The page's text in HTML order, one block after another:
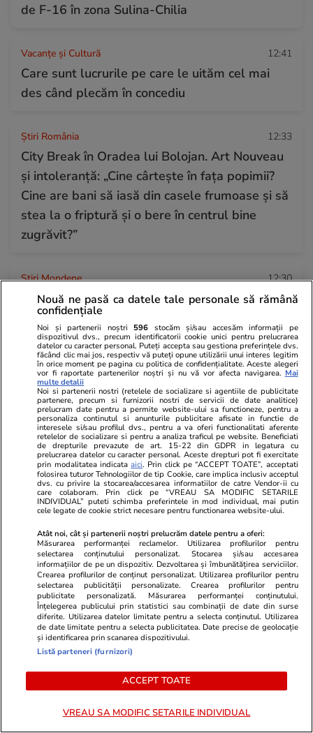
de F-16 în zona Sulina-Chilia
Vacanțe și Cultură 12:41
Care sunt lucrurile pe care le uităm cel mai
des când plecăm în concediu
Știri România 12:33
City Break în Oradea lui Bolojan. Art Nouveau
și intoleranță: „Cine cârtește în fața popimii?
Cine are bani să iasă din casele frumoase și să
stea la o friptură și o bere în centrul bine
zugrăvit?”
Stiri Mondene 12:30
Bianca Drăgușanu, vacanță de lux în Mykonos
alături de fiica ei. Cât costă o singură noapte la
hotelul exclusivist ales de vedetă
Citește mai multe
TRENDING
Politică 25 iul.
Mutarea prin care AUR, S.O.S. și POT au făcut
front comun în opoziție împotriva legii care
permite Armatei să doboare dronele
neautorizate. CCR a tranșat definitiv disputa
Horoscop 24 iul.
Horoscop Urania | Previziuni astrologice pentru
perioada 25 – 31 iulie 2026. Luna Plină în
Vărsător
Loto 6/49 din 26 iulie 2026. Report de peste
Nouă ne pasă ca datele tale personale să rămână
confidențiale
Noi și partenerii noștri 596 stocăm și/sau accesăm informații pe
dispozitivul dvs., precum identificatorii cookie unici pentru prelucrarea
datelor cu caracter personal. Puteți accepta sau gestiona preferințele dvs.
făcând clic mai jos, respectiv vă puteți opune utilizării unui interes legitim
în orice moment pe pagina cu politica de confidențialitate. Aceste alegeri
vor fi raportate partenerilor noștri și nu vă vor afecta navigarea. Mai
multe detalii
Noi si partenerii nostri (retelele de socializare si agentiile de publicitate
partenere, precum si furnizorii nostri de servicii de date analitice)
prelucram date pentru a permite website-ului sa functioneze, pentru a
personaliza continutul si anunturile publicitare afisate in functie de
interesele si/sau profilul dvs., pentru a va oferi functionalitati aferente
retelelor de socializare si pentru a analiza traficul pe website. Beneficiati
de drepturile prevazute de art. 15-22 din GDPR in legatura cu
prelucrarea datelor cu caracter personal. Aceste drepturi pot fi exercitate
prin modalitatea indicataaici. Prin click pe “ACCEPT TOATE”, acceptati
folosirea tuturor Tehnologiilor de tip Cookie, care implica inclusiv acceptul
dvs. cu privire la stocarea/accesarea informatiilor de catre Vendor-ii cu
care colaboram. Prin click pe “VREAU SA MODIFIC SETARILE
INDIVIDUAL” puteti schimba preferintele in mod individual, mai putin
cele legate de cookie strict necesare pentru functionarea website-ului.
Atât noi, cât și partenerii noștri prelucrăm datele pentru a oferi:
Măsurarea performanței reclamelor. Utilizarea profilurilor pentru
selectarea conținutului personalizat. Stocarea și/sau accesarea
informațiilor de pe un dispozitiv. Dezvoltarea și îmbunătățirea serviciilor.
Crearea profilurilor de conținut personalizat. Utilizarea profilurilor pentru
selectarea publicității personalizate. Crearea profilurilor pentru
publicitate personalizată. Măsurarea performanței conținutului.
Înțelegerea publicului prin statistici sau combinații de date din surse
diferite. Utilizarea datelor limitate pentru a selecta conținutul. Utilizarea
de date limitate pentru a selecta publicitatea. Date precise de geolocație
și identificarea prin scanarea dispozitivului.
Listă parteneri (furnizori)
ACCEPT TOATE
VREAU SA MODIFIC SETARILE INDIVIDUAL